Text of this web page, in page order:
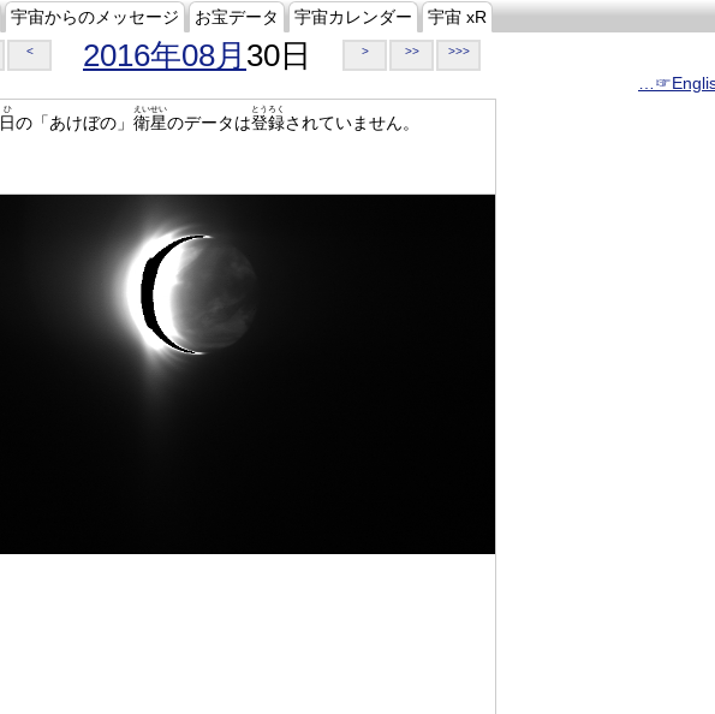
宇宙からのメッセージ お宝データ 宇宙カレンダー 宇宙 xR
< 2016年08月 30日 > >> >>>
日
ひ
の「あけぼの」 衛星
えいせい
のデータは登録
とうろく
されていません。